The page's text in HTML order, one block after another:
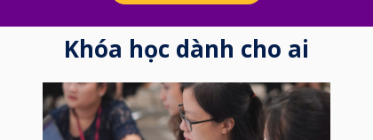
Khóa học dành cho ai